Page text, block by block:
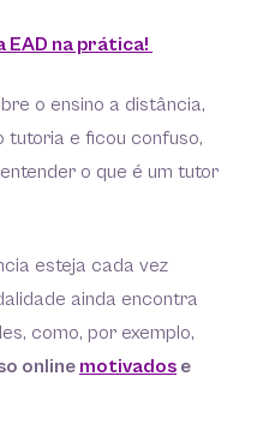
EAD na prática!
o ensino a distância,
tutoria e ficou confuso,
o que é um tutor
esteja cada vez
ainda encontra
como, por exemplo,
online motivados e